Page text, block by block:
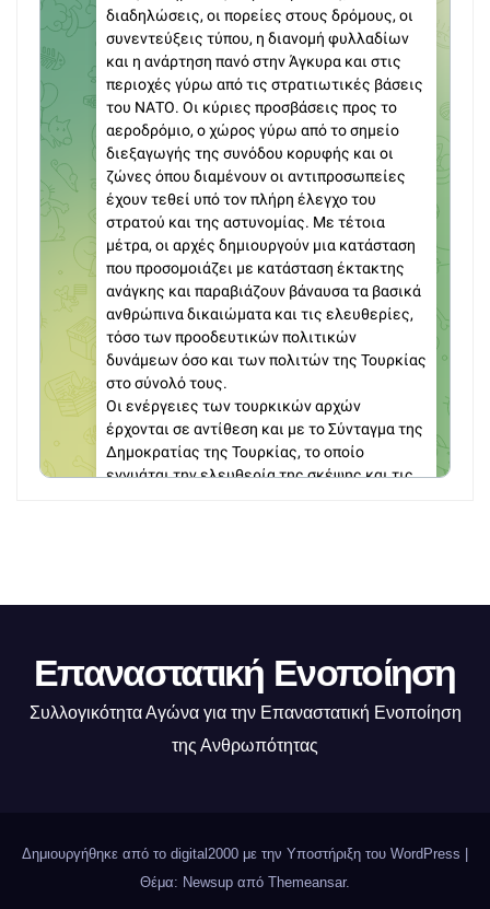
Επαναστατική Ενοποίηση
Συλλογικότητα Αγώνα για την Επαναστατική Ενοποίηση
της Ανθρωπότητας
Δημιουργήθηκε από το digital2000 με την Υποστήριξη του WordPress
Θέμα: Newsup από Themeansar.